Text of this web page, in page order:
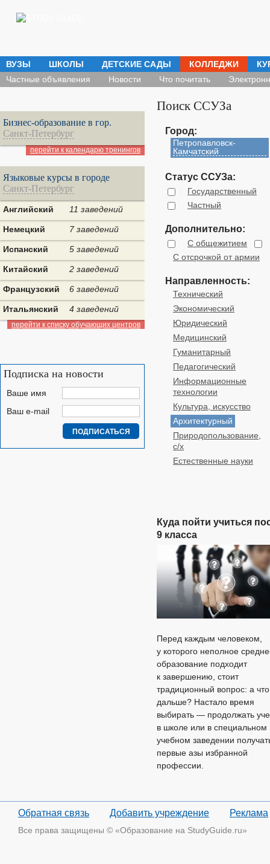
ВУЗЫ ШКОЛЫ ДЕТСКИЕ САДЫ КОЛЛЕДЖИ
Частные объявления
Новости Что почитать
Поиск ССУЗа
Город:
Петропавловск-
Камчатский
Статус ССУЗа:
Государственный
Частный
Дополнительно:
С общежитием
С отсрочкой от армии
Направленность:
Технический
Экономический
Юридический
Медицинский
Гуманитарный
Педагогический
Информационные
технологии
Культура, искусство
Архитектурный
Природопользование,
с/х
Естественные науки
Куда пойти учиться
9 класса
Перед каждым человеком,
у которого неполное
образование подходит
к завершению, стоит
традиционный вопрос: а что
дальше? Настало время
выбирать — продолжать
в школе или в специальном
учебном заведении
первые азы избранной
профессии.
Бизнес-образование в гор.
Санкт-Петербург
перейти к календарю тренингов
Языковые курсы в городе
Санкт-Петербург
Английский 11 заведений
Немецкий 7 заведений
Испанский 5 заведений
Китайский 2 заведений
Французский 6 заведений
Итальянский 4 заведений
перейти к списку обучающих центров
Подписка на новости
Ваше имя
Ваш e-mail
Обратная связь Добавить учреждение Реклама
Все права защищены © «Образование на StudyGuide.ru»